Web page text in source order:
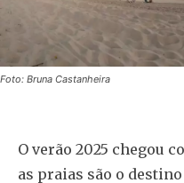
Foto: Bruna Castanheira
O verão 2025 chegou
as praias são o